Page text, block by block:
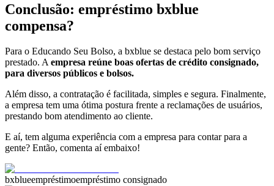
Conclusão: empréstimo bxblue
compensa?
Para o Educando Seu Bolso, a bxblue se destaca pelo bom serviço
prestado. Aempresa reúne boas ofertas de crédito consignado,
para diversos públicos e bolsos.
Além disso, a contratação é facilitada, simples e segura. Finalmente,
a empresa tem uma ótima postura frente a reclamações de usuários,
prestando bom atendimento ao cliente.
E aí, tem alguma experiência com a empresa para contar para a
gente? Então, comenta aí embaixo!
bxblueempréstimoempréstimo consignado